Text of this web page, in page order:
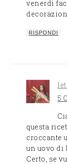
venerdi
RISPONDI
5
questa
croccante
un uovo di
Certo, se